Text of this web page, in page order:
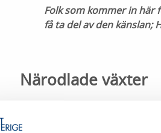
Folk som kommer in här
få ta del av den känslan;
Närodlade växter
Växterna i butiken kommer
kommer mer långväga, men